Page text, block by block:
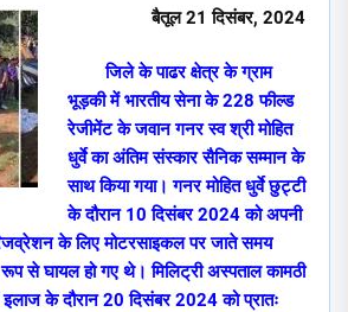
बैतूल21 दिसंबर, 2024
जिले के पाढर क्षेत्र के ग्राम
भूड़की में भारतीय सेना के 228 फील्ड
रेजीमेंट के जवान गनर स्व श्री मोहित
धुर्वे का अंतिम संस्कार सैनिक सम्मान के
साथ किया गया। गनर मोहित धुर्वे छुट्टी
के दौरान 10 दिसंबर 2024 को अपनी
के लिए मोटरसाइकल पर जाते समय
से घायल हो गए थे। मिलिट्री अस्पताल कामठी
इलाज के दौरान 20 दिसंबर 2024 को प्रातः